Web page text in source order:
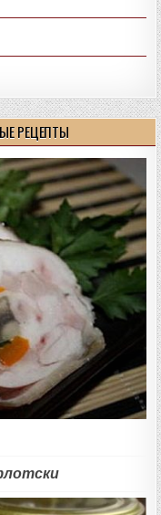
РЕЦЕПТЫ